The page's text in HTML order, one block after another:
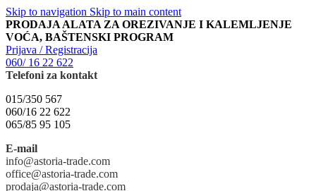
Skip to navigation Skip to main content
PRODAJA ALATA ZA OREZIVANJE I KALEMLJENJE
VOĆA, BAŠTENSKI PROGRAM
Prijava / Registracija
060/ 16 22 622
Telefoni za kontakt
015/350 567
060/16 22 622
065/85 95 105
E-mail
info@astoria-trade.com
office@astoria-trade.com
prodaja@astoria-trade.com